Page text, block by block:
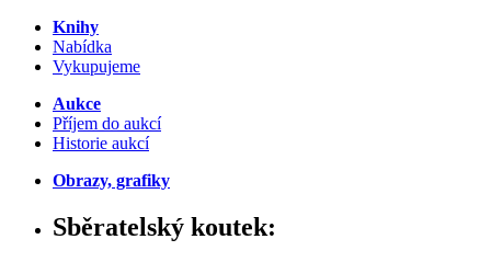
Knihy
Nabídka
Vykupujeme
Aukce
Příjem do aukcí
Historie aukcí
Obrazy, grafiky
Sběratelský koutek: